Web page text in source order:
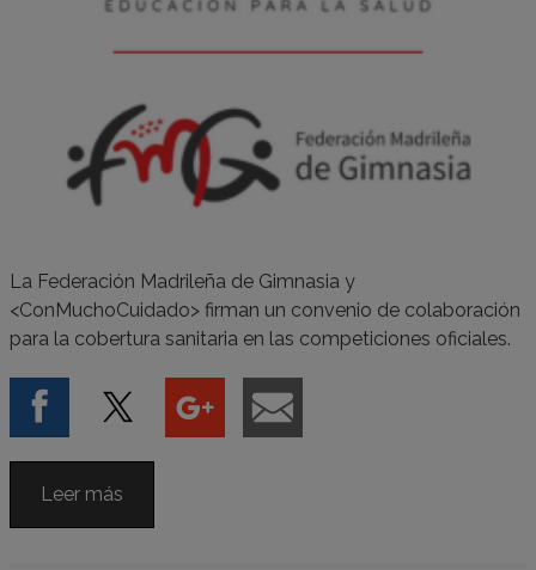
La Federación Madrileña de Gimnasia y
<ConMuchoCuidado> firman un convenio de colaboración
para la cobertura sanitaria en las competiciones oficiales.
Leer más